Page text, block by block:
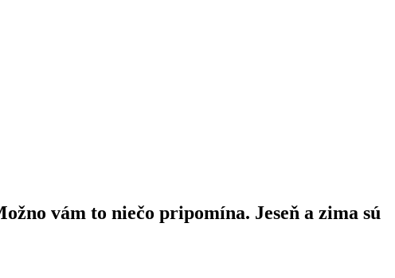
vám to niečo pripomína. Jeseň a zima sú